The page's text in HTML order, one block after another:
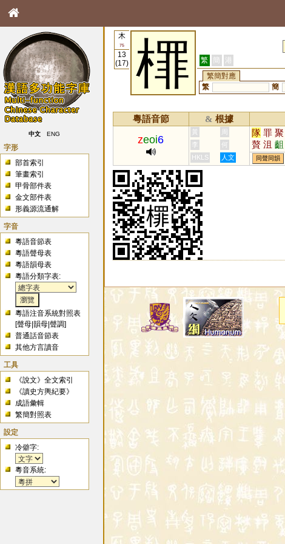
中文 ENG
字形
部首索引
筆畫索引
甲骨部件表
金文部件表
形義源流通解
字音
粵語音節表
粵語聲母表
粵語韻母表
粵語分類字表:
粵語注音系統對照表
[聲母 |韻母 |聲調]
普通話音節表
其他方言讀音
工具
《說文》全文索引
《讀史方輿紀要》
成語彙輯
繁簡對照表
設定
冷僻字:
粵音系統:
木
75
13
(17)
檌 繁 簡 港
繁簡對應
繁
簡
粵語音節 & 根據
zeoi6
黃 周 隊 罪 聚
贅 沮 齟
焣 娷 垿
硾 甀 漵
李
何
HKLS
人文 同聲同韻